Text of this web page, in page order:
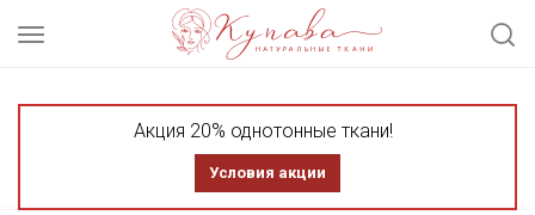
Акция 20% однотонные ткани!
Условия акции